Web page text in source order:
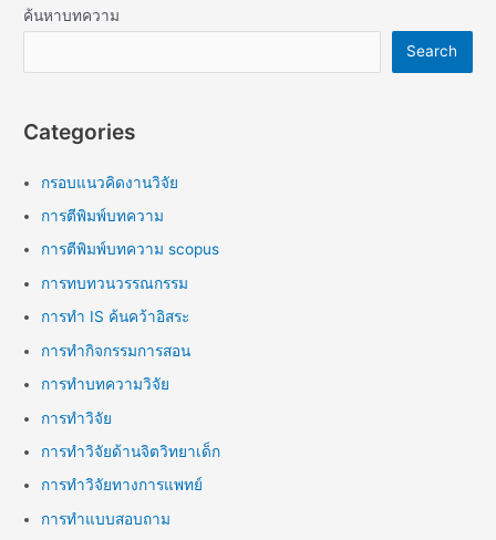
ค้นหาบทความ
Search
Categories
กรอบแนวคิดงานวิจัย
การตีพิมพ์บทความ
การตีพิมพ์บทความ scopus
การทบทวนวรรณกรรม
การทำ IS ค้นคว้าอิสระ
การทำกิจกรรมการสอน
การทำบทความวิจัย
การทำวิจัย
การทำวิจัยด้านจิตวิทยาเด็ก
การทำวิจัยทางการแพทย์
การทำแบบสอบถาม